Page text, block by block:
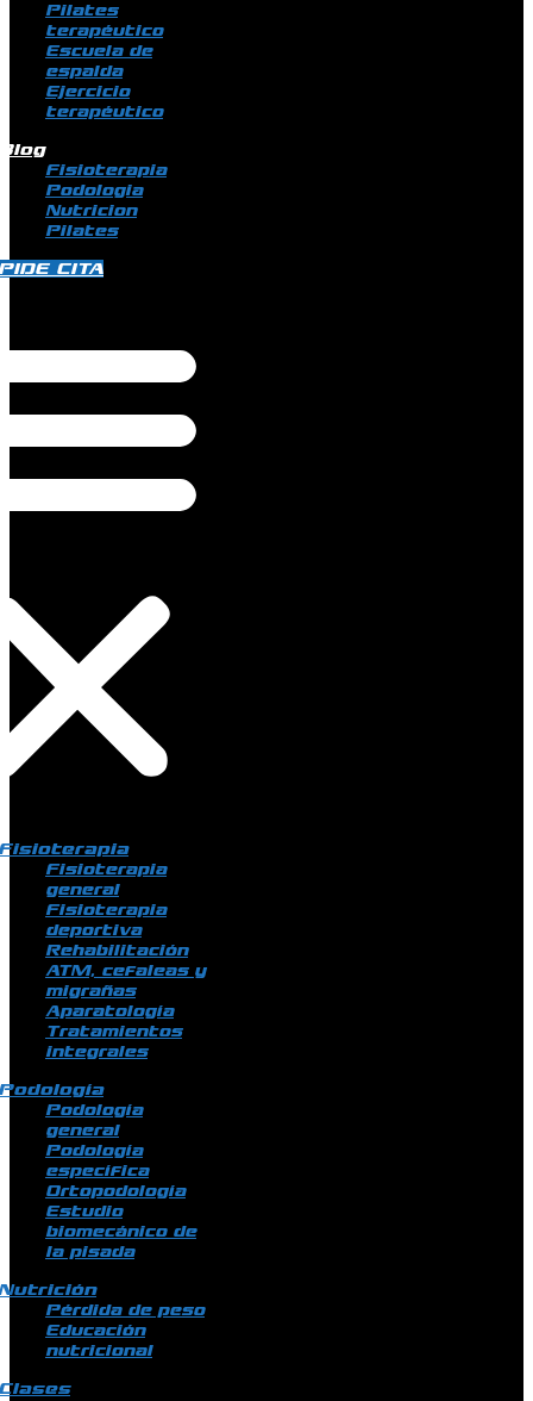
Pilates
terapéutico
Escuela de
espalda
Ejercicio
terapéutico
Fisioterapia
Podologia
Nutricion
Pilates
CITA
Fisioterapia
general
Fisioterapia
deportiva
Rehabilitación
ATM, cefaleas y
migrañas
Aparatología
Tratamientos
integrales
Podología
general
Podología
específica
Ortopodología
Estudio
biomecánico de
la pisada
Pérdida de peso
Educación
nutricional